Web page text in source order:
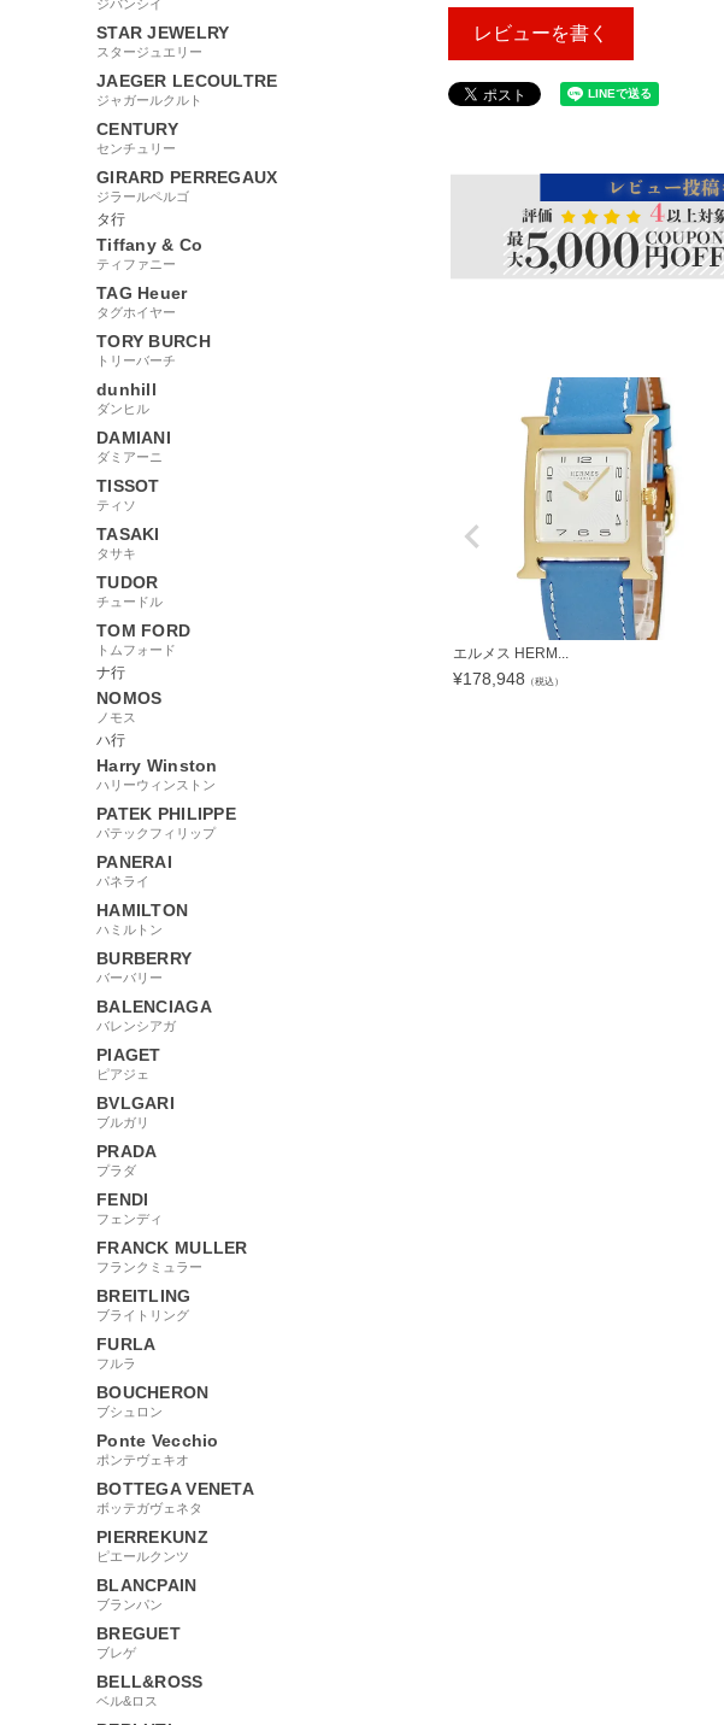
ジバンシイ
STAR JEWELRY
スタージュエリー
JAEGER LECOULTRE
ジャガールクルト
CENTURY
センチュリー
GIRARD PERREGAUX
ジラールペルゴ
タ行
Tiffany & Co
ティファニー
TAG Heuer
タグホイヤー
TORY BURCH
トリーバーチ
dunhill
ダンヒル
DAMIANI
ダミアーニ
TISSOT
ティソ
TASAKI
タサキ
TUDOR
チュードル
TOM FORD
トムフォード
ナ行
NOMOS
ノモス
ハ行
Harry Winston
ハリーウィンストン
PATEK PHILIPPE
パテックフィリップ
PANERAI
パネライ
HAMILTON
ハミルトン
BURBERRY
バーバリー
BALENCIAGA
バレンシアガ
PIAGET
ピアジェ
BVLGARI
ブルガリ
PRADA
プラダ
FENDI
フェンディ
FRANCK MULLER
フランクミュラー
BREITLING
ブライトリング
FURLA
フルラ
BOUCHERON
ブシュロン
Ponte Vecchio
ポンテヴェキオ
BOTTEGA VENETA
ボッテガヴェネタ
PIERREKUNZ
ピエールクンツ
BLANCPAIN
ブランパン
BREGUET
ブレゲ
BELL&ROSS
ベル&ロス
レビューを書く
エルメス HERM...
¥178,948 （税込）